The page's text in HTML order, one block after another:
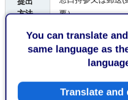
You can translate
same language as
Translate and
方法
要）
窓口
静岡市消防局 消
〒422-8074 静岡
（受付時間）
平日午前8時30分
なお、土日祝日及